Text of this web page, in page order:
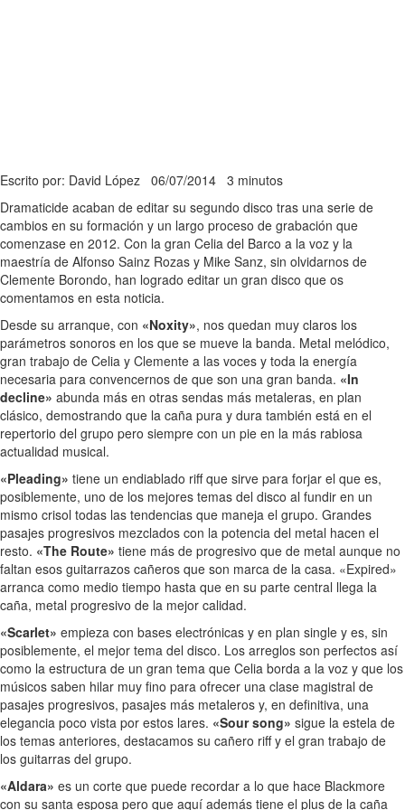
Escrito por: David López 06/07/2014 3 minutos
Dramaticide acaban de editar su segundo disco tras una serie de
cambios en su formación y un largo proceso de grabación que
comenzase en 2012. Con la gran Celia del Barco a la voz y la
maestría de Alfonso Sainz Rozas y Mike Sanz, sin olvidarnos de
Clemente Borondo, han logrado editar un gran disco que os
comentamos en esta noticia.
Desde su arranque, con «Noxity», nos quedan muy claros los
parámetros sonoros en los que se mueve la banda. Metal melódico,
gran trabajo de Celia y Clemente a las voces y toda la energía
necesaria para convencernos de que son una gran banda. «In
decline» abunda más en otras sendas más metaleras, en plan
clásico, demostrando que la caña pura y dura también está en el
repertorio del grupo pero siempre con un pie en la más rabiosa
actualidad musical.
«Pleading» tiene un endiablado riff que sirve para forjar el que es,
posiblemente, uno de los mejores temas del disco al fundir en un
mismo crisol todas las tendencias que maneja el grupo. Grandes
pasajes progresivos mezclados con la potencia del metal hacen el
resto. «The Route» tiene más de progresivo que de metal aunque no
faltan esos guitarrazos cañeros que son marca de la casa. «Expired»
arranca como medio tiempo hasta que en su parte central llega la
caña, metal progresivo de la mejor calidad.
«Scarlet» empieza con bases electrónicas y en plan single y es, sin
posiblemente, el mejor tema del disco. Los arreglos son perfectos así
como la estructura de un gran tema que Celia borda a la voz y que los
músicos saben hilar muy fino para ofrecer una clase magistral de
pasajes progresivos, pasajes más metaleros y, en definitiva, una
elegancia poco vista por estos lares. «Sour song» sigue la estela de
los temas anteriores, destacamos su cañero riff y el gran trabajo de
los guitarras del grupo.
«Aldara» es un corte que puede recordar a lo que hace Blackmore
con su santa esposa pero que aquí además tiene el plus de la caña